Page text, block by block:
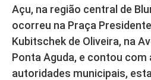
Açu, na região central de
ocorreu na Praça
Kubitschek de Oliveira, na
Ponta Aguda, e contou com
autoridades municipais,